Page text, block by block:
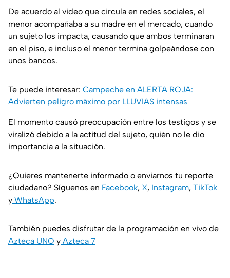
De acuerdo al video que circula en redes sociales, el
menor acompañaba a su madre en el mercado, cuando
un sujeto los impacta, causando que ambos terminaran
en el piso, e incluso el menor termina golpeándose con
unos bancos.
Te puede interesar: Campeche en ALERTA ROJA:
Advierten peligro máximo por LLUVIAS intensas
El momento causó preocupación entre los testigos y se
viralizó debido a la actitud del sujeto, quién no le dio
importancia a la situación.
¿Quieres mantenerte informado o enviarnos tu reporte
ciudadano? Síguenos en Facebook, X, Instagram, TikTok
y WhatsApp.
También puedes disfrutar de la programación en vivo de
Azteca UNO y Azteca 7